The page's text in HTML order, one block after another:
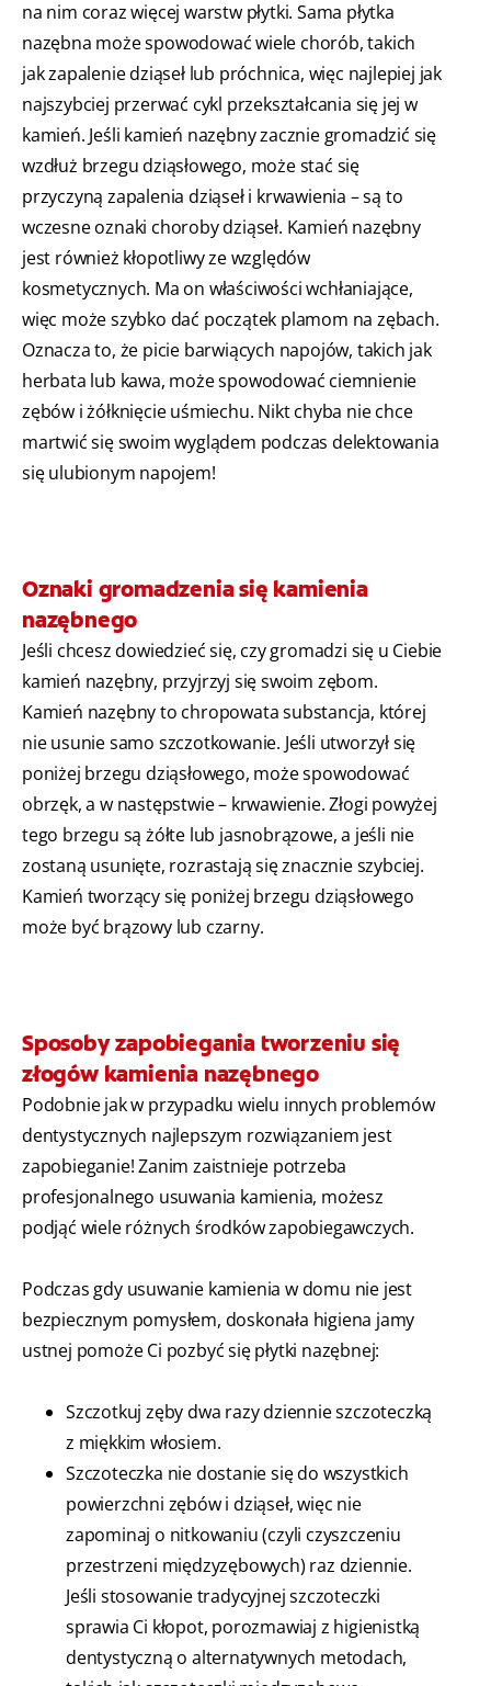
na nim coraz więcej warstw płytki. Sama płytka
nazębna może spowodować wiele chorób, takich
jak zapalenie dziąseł lub próchnica, więc najlepiej jak
najszybciej przerwać cykl przekształcania się jej w
kamień. Jeśli kamień nazębny zacznie gromadzić się
wzdłuż brzegu dziąsłowego, może stać się
przyczyną zapalenia dziąseł i krwawienia – są to
wczesne oznaki choroby dziąseł. Kamień nazębny
jest również kłopotliwy ze względów
kosmetycznych. Ma on właściwości wchłaniające,
więc może szybko dać początek plamom na zębach.
Oznacza to, że picie barwiących napojów, takich jak
herbata lub kawa, może spowodować ciemnienie
zębów i żółknięcie uśmiechu. Nikt chyba nie chce
martwić się swoim wyglądem podczas delektowania
się ulubionym napojem!
Oznaki gromadzenia się kamienia
nazębnego
Jeśli chcesz dowiedzieć się, czy gromadzi się u Ciebie
kamień nazębny, przyjrzyj się swoim zębom.
Kamień nazębny to chropowata substancja, której
nie usunie samo szczotkowanie. Jeśli utworzył się
poniżej brzegu dziąsłowego, może spowodować
obrzęk, a w następstwie – krwawienie. Złogi powyżej
tego brzegu są żółte lub jasnobrązowe, a jeśli nie
zostaną usunięte, rozrastają się znacznie szybciej.
Kamień tworzący się poniżej brzegu dziąsłowego
może być brązowy lub czarny.
Sposoby zapobiegania tworzeniu się
złogów kamienia nazębnego
Podobnie jak w przypadku wielu innych problemów
dentystycznych najlepszym rozwiązaniem jest
zapobieganie! Zanim zaistnieje potrzeba
profesjonalnego usuwania kamienia, możesz
podjąć wiele różnych środków zapobiegawczych.
Podczas gdy usuwanie kamienia w domu nie jest
bezpiecznym pomysłem, doskonała higiena jamy
ustnej pomoże Ci pozbyć się płytki nazębnej:
Szczotkuj zęby dwa razy dziennie szczoteczką
z miękkim włosiem.
Szczoteczka nie dostanie się do wszystkich
powierzchni zębów i dziąseł, więc nie
zapominaj o nitkowaniu (czyli czyszczeniu
przestrzeni międzyzębowych) raz dziennie.
Jeśli stosowanie tradycyjnej szczoteczki
sprawia Ci kłopot, porozmawiaj z higienistką
dentystyczną o alternatywnych metodach,